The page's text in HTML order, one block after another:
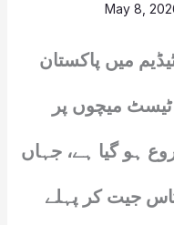
May 8,
میں پاکستان
ٹیسٹ میچوں پر
ہو گیا ہے، جہاں
جیت کر پہلے